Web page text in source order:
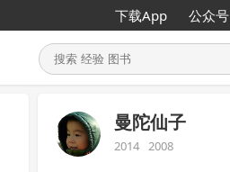
下载App 公众号
曼陀仙子
2014 2008